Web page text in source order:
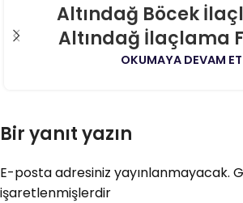
Altındağ Böcek
Altındağ İlaçlama
OKUMAYA DEVAM ET
Bir yanıt yazın
E-posta adresiniz yayınlanmayacak.
işaretlenmişlerdir